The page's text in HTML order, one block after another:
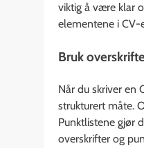
viktig å være klar
elementene i CV-
Bruk
Når du skriver en
strukturert måte.
Punktlistene gjør
overskrifter og